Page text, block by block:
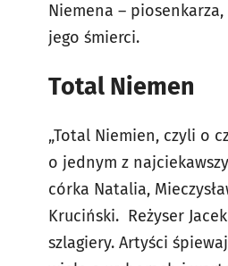
Niemena –
jego śmierci.
Total Niemen
„Total Niemien, czyli o
o jednym z
córka Natalia,
Kruciński. Reżyser
szlagiery. Artyści